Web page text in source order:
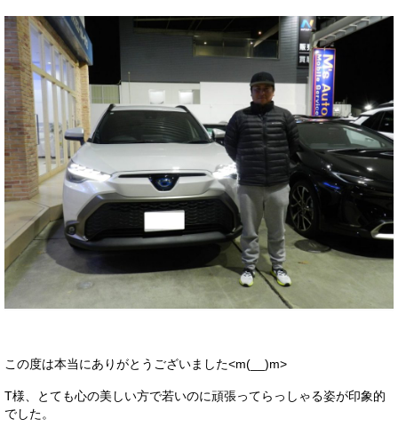
この度は本当にありがとうございました<m(__)m>
T様、とても心の美しい方で若いのに頑張ってらっしゃる姿が印象的
でした。